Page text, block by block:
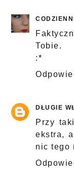
Tobie.
:*
DŁUGIE
Przy
ekstra,
nic tego